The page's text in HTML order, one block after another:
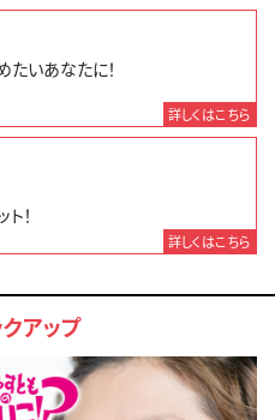
たいあなたに！
詳しくはこちら
！
詳しくはこちら
クアップ